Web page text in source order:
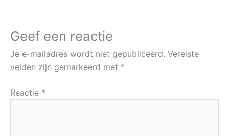
Geef een reactie
Je e-mailadres wordt niet gepubliceerd. Vereiste
velden zijn gemarkeerd met *
Reactie *